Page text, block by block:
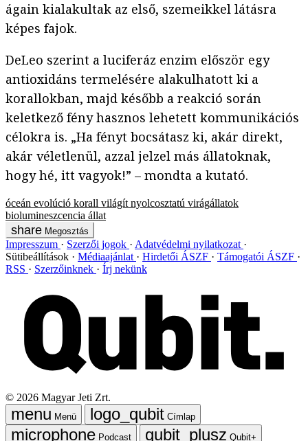
ágain kialakultak az első, szemeikkel látásra
képes fajok.
DeLeo szerint a luciferáz enzim először egy
antioxidáns termelésére alakulhatott ki a
korallokban, majd később a reakció során
keletkező fény hasznos lehetett kommunikációs
célokra is. „Ha fényt bocsátasz ki, akár direkt,
akár véletlenül, azzal jelzel más állatoknak,
hogy hé, itt vagyok!” – mondta a kutató.
óceán evolúció korall világít nyolcosztatú virágállatok
biolumineszcencia állat
Megosztás
Impresszum Szerzői jogok
Adatvédelmi nyilatkozat
Sütibeállítások
Médiaajánlat Hirdetői ÁSZF
Támogatói ÁSZF
RSS
Szerzőinknek Írj nekünk
© 2026 Magyar Jeti Zrt.
Menü
Címlap
Podcast
Qubit+